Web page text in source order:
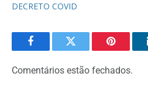
DECRETO COVID
FacebookTwitter Pinterest
Comentários estão fechados.